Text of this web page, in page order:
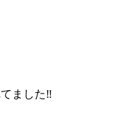
ました‼️